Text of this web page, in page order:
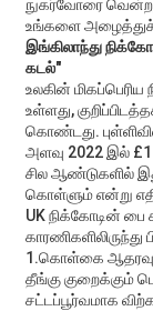
நுகர்வோரை
உங்களை அழைத்துச்
இங்கிலாந்து
கடல்"
உலகின்
உள்ளது,
கொண்டது.
அளவு 2022 இல் £1
சில ஆண்டுகளில்
கொள்ளும் என்று
UK நிக்கோடின் பை
காரணிகளிலிருந்து
1.கொள்கை ஆதரவு:
தீங்கு குறைக்கும்
சட்டப்பூர்வமாக